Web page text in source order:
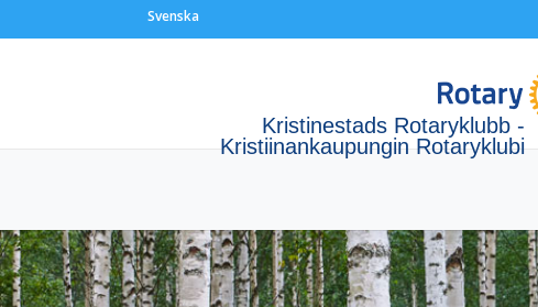
Svenska
Kristinestads Rotaryklubb -
Kristiinankaupungin Rotaryklubi